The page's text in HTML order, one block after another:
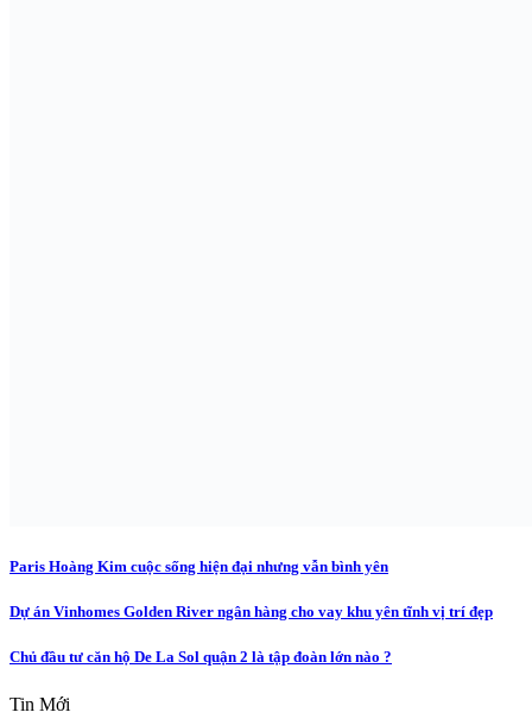
Paris Hoàng Kim cuộc sống hiện đại nhưng vẫn bình yên
Dự án Vinhomes Golden River ngân hàng cho vay khu yên tĩnh vị trí đẹp
Chủ đầu tư căn hộ De La Sol quận 2 là tập đoàn lớn nào ?
Tin Mới